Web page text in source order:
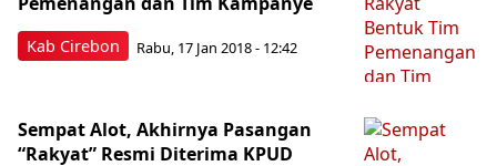
Kab Cirebon Rabu, 17 Jan 2018 - 12:42
Sempat Alot, Akhirnya Pasangan
“Rakyat” Resmi Diterima KPUD